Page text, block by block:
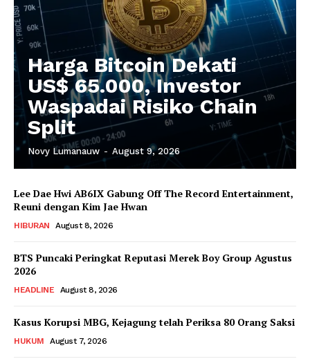
Harga Bitcoin Dekati
US$ 65.000, Investor
Waspadai Risiko Chain
Split
Novy Lumanauw - August 9, 2026
Lee Dae Hwi AB6IX Gabung Off The Record Entertainment,
Reuni dengan Kim Jae Hwan
HIBURAN August 8, 2026
BTS Puncaki Peringkat Reputasi Merek Boy Group Agustus
2026
HEADLINE August 8, 2026
Kasus Korupsi MBG, Kejagung telah Periksa 80 Orang Saksi
HUKUM August 7, 2026